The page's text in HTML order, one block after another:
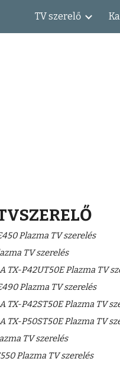
to navigationTV szerelő
Plazma TV szerelés
TV szerelés
TX-P42UT50E Plazma TV
Plazma TV szerelés
TX-P42ST50E Plazma TV
TX-P50ST50E Plazma TV
TV szerelés
Plazma TV szerelés